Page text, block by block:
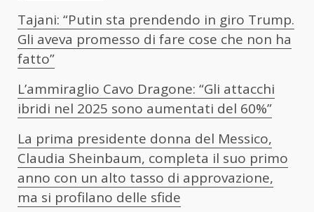
Tajani: “Putin sta prendendo in giro Trump.
Gli aveva promesso di fare cose che non ha
fatto”
L’ammiraglio Cavo Dragone: “Gli attacchi
ibridi nel 2025 sono aumentati del 60%”
La prima presidente donna del Messico,
Claudia Sheinbaum, completa il suo primo
anno con un alto tasso di approvazione,
ma si profilano delle sfide